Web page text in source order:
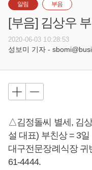
알림 부음
[부음] 김상우
2020-06-03 10:28:53
성보미 기자 -
△김정돌씨 별세, 김
설 대표) 부친상 = 3
대구전문장례식장 귀
61-4444.